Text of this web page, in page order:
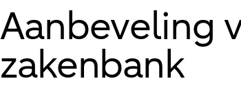
Aanbeveling
zakenbank